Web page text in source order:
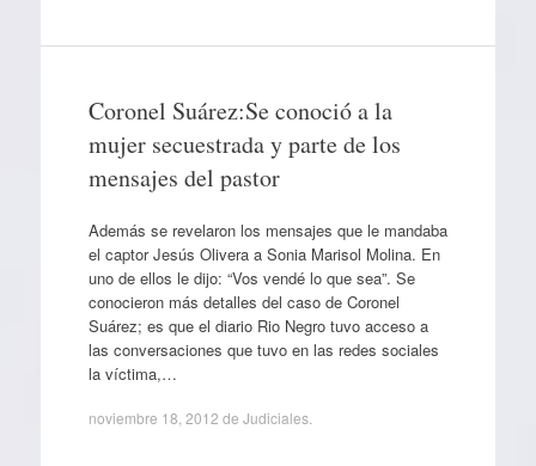
Coronel Suárez:Se conoció a la
mujer secuestrada y parte de los
mensajes del pastor
Además se revelaron los mensajes que le mandaba
el captor Jesús Olivera a Sonia Marisol Molina. En
uno de ellos le dijo: “Vos vendé lo que sea”. Se
conocieron más detalles del caso de Coronel
Suárez; es que el diario Rio Negro tuvo acceso a
las conversaciones que tuvo en las redes sociales
la víctima,…
noviembre 18, 2012 de Judiciales.